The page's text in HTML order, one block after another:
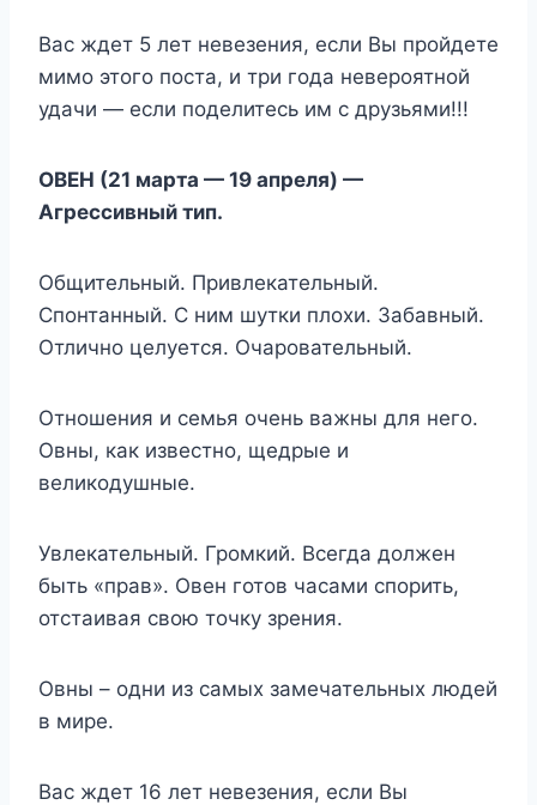
Вас ждет 5 лет невезения, если Вы пройдете
мимо этого поста, и три года невероятной
удачи — если поделитесь им с друзьями!!!
ОВЕН (21 марта — 19 апреля) —
Агрессивный тип.
Общительный. Привлекательный.
Спонтанный. С ним шутки плохи. Забавный.
Отлично целуется. Очаровательный.
Отношения и семья очень важны для него.
Овны, как известно, щедрые и
великодушные.
Увлекательный. Громкий. Всегда должен
быть «прав». Овен готов часами спорить,
отстаивая свою точку зрения.
Овны – одни из самых замечательных людей
в мире.
Вас ждет 16 лет невезения, если Вы